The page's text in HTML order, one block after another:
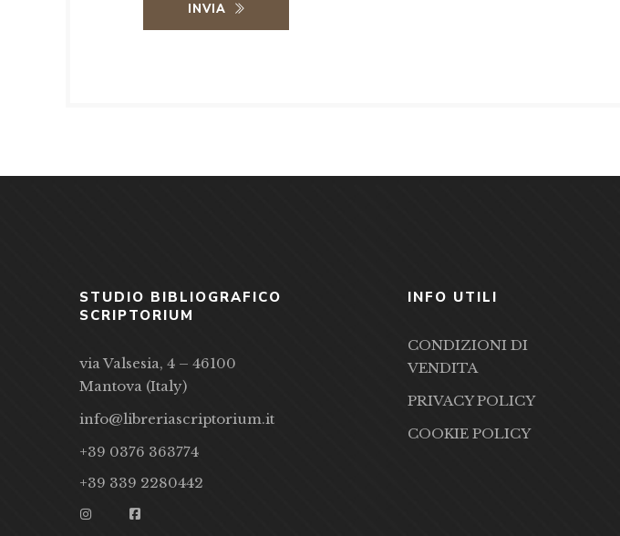
INVIA
STUDIO BIBLIOGRAFICO
SCRIPTORIUM
via Valsesia, 4 – 46100
Mantova (Italy)
info@libreriascriptorium.it
+39 0376 363774
+39 339 2280442
INFO UTILI
CONDIZIONI DI
VENDITA
PRIVACY POLICY
COOKIE POLICY